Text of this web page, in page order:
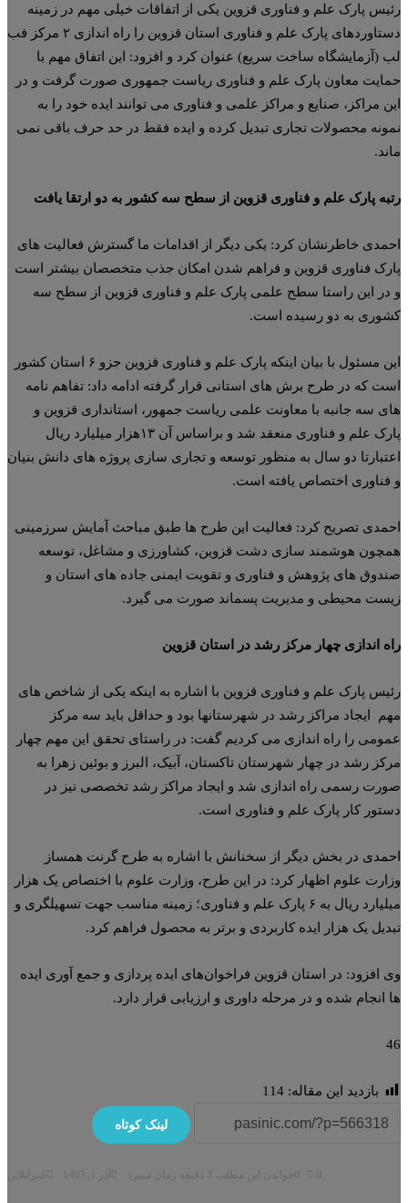
پارک علم و فناوری قزوین یکی از اتفاقات خیلی مهم در زمینه
دستاوردهای پارک علم و فناوری استان قزوین را راه اندازی ۲ مرکز فب
(آزمایشگاه ساخت سریع) عنوان کرد و افزود: این اتفاق مهم با
معاون پارک علم و فناوری ریاست جمهوری صورت گرفت و در
مراکز، صنایع و مراکز علمی و فناوری می توانند ایده خود را به
محصولات تجاری تبدیل کرده و ایده فقط در حد حرف باقی نمی
پارک علم و فناوری قزوین از سطح سه کشور به دو ارتقا یافت
خاطرنشان کرد: یکی دیگر از اقدامات ما گسترش فعالیت های
فناوری قزوین و فراهم شدن امکان جذب متخصصان بیشتر است
این راستا سطح علمی پارک علم و فناوری قزوین از سطح سه
به دو رسیده است.
این مسئول با بیان اینکه پارک علم و فناوری قزوین جزو ۶ استان کشور
که در طرح برش های استانی قرار گرفته ادامه داد: تفاهم نامه
سه جانبه با معاونت علمی ریاست جمهور، استانداری قزوین و
پارک علم و فناوری منعقد شد و براساس آن ۱۳هزار میلیارد ریال
دو سال به منظور توسعه و تجاری سازی پروژه های دانش بنیان
اختصاص یافته است.
تصریح کرد: فعالیت این طرح ها طبق مباحث آمایش سرزمینی
هوشمند سازی دشت قزوین، کشاورزی و مشاغل، توسعه
های پژوهش و فناوری و تقویت ایمنی جاده های استان و
محیطی و مدیریت پسماند صورت می گیرد.
اندازی چهار مرکز رشد در استان قزوین
پارک علم و فناوری قزوین با اشاره به اینکه یکی از شاخص های
ایجاد مراکز رشد در شهرستانها بود و حداقل باید سه مرکز
را راه اندازی می کردیم گفت: در راستای تحقق این مهم چهار
رشد در چهار شهرستان تاکستان، آبیک، البرز و بوئین زهرا به
رسمی راه اندازی شد و ایجاد مراکز رشد تخصصی نیز در
کار پارک علم و فناوری است.
در بخش دیگر از سخنانش با اشاره به طرح گرنت همساز
علوم اظهار کرد: در این طرح، وزارت علوم با اختصاص یک هزار
میلیارد ریال به ۶ پارک علم و فناوری؛ زمینه مناسب جهت تسهیلگری و
یک هزار ایده کاربردی و برتر به محصول فراهم کرد.
افزود: در استان قزوین فراخوان‌های ایده پردازی و جمع آوری ایده
انجام شده و در مرحله داوری و ارزیابی قرار دارد.
بازدید این مقاله: 114
لینک کوتاه
خبرآنلاین خواندن این مطلب 3 دقیقه زمان میبرد